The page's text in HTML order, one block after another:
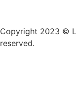
Copyright 2023 ©
reserved.